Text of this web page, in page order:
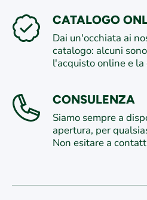
CATALOGO
Dai un'occhiata ai
catalogo: alcuni
l'acquisto online e
CONSULENZA
Siamo sempre a
apertura, per
Non esitare a